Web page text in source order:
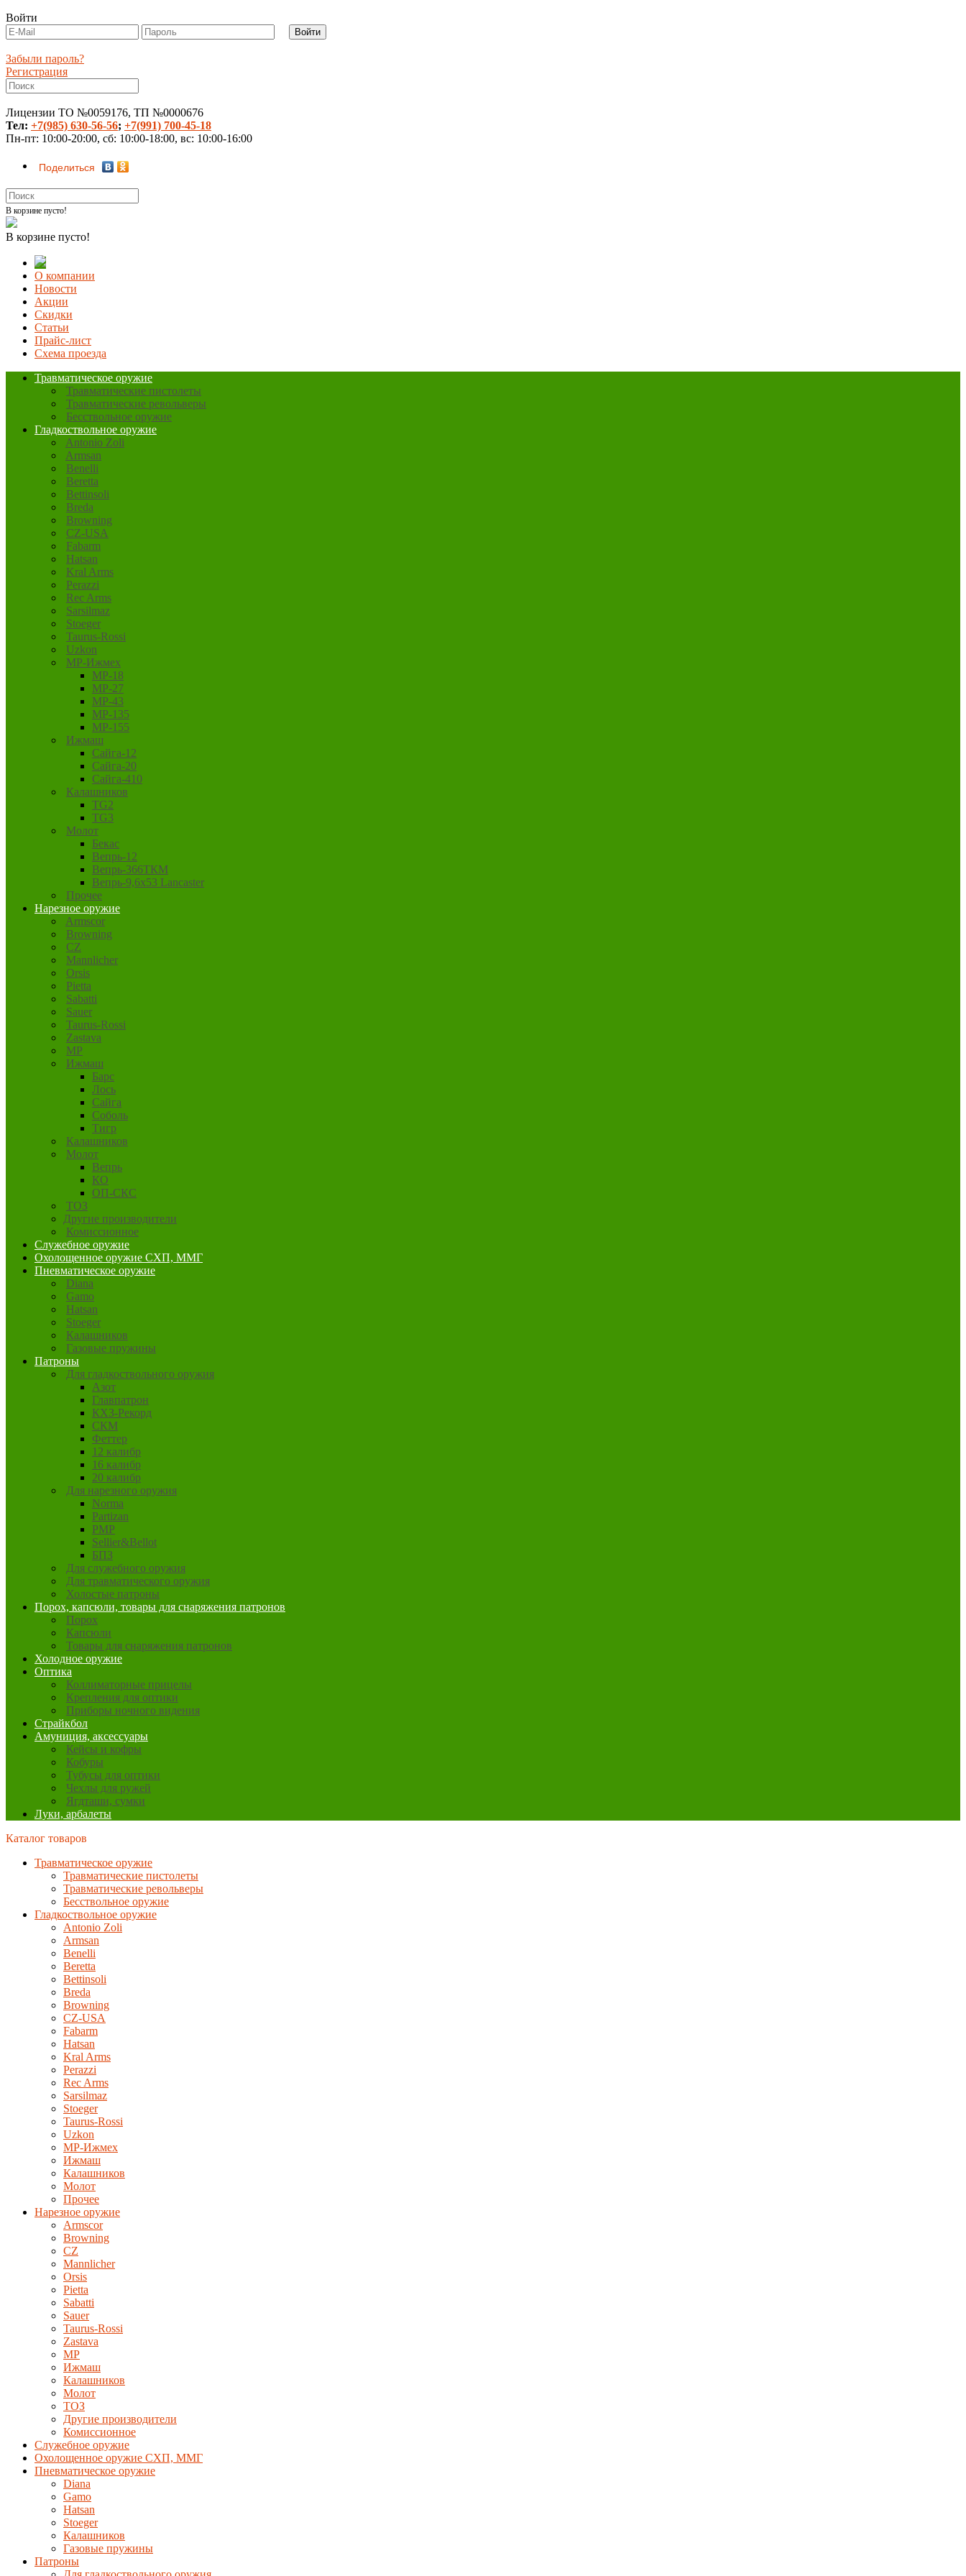
Войти
Забыли пароль?
Регистрация
Лицензии ТО №0059176, ТП №0000676
Тел: +7(985) 630-56-56; +7(991) 700-45-18
Пн-пт: 10:00-20:00, сб: 10:00-18:00, вс: 10:00-16:00
Поделиться
В корзине пусто!
В корзине пусто!
О компании
Новости
Акции
Скидки
Статьи
Прайс-лист
Схема проезда
Травматическое оружие
Травматические пистолеты
Травматические револьверы
Бесствольное оружие
Гладкоствольное оружие
Antonio Zoli
Armsan
Benelli
Beretta
Bettinsoli
Breda
Browning
CZ-USA
Fabarm
Hatsan
Kral Arms
Perazzi
Rec Arms
Sarsilmaz
Stoeger
Taurus-Rossi
Uzkon
MP-Ижмех
MP-18
MP-27
MP-43
MP-135
MP-155
Ижмаш
Сайга-12
Сайга-20
Сайга-410
Калашников
TG2
TG3
Молот
Бекас
Вепрь-12
Вепрь-366ТКМ
Вепрь-9,6х53 Lancaster
Прочее
Нарезное оружие
Armscor
Browning
CZ
Mannlicher
Orsis
Pietta
Sabatti
Sauer
Taurus-Rossi
Zastava
MP
Ижмаш
Барс
Лось
Сайга
Соболь
Тигр
Калашников
Молот
Вепрь
КО
ОП-СКС
ТОЗ
Другие производители
Комиссионное
Служебное оружие
Охолощенное оружие СХП, ММГ
Пневматическое оружие
Diana
Gamo
Hatsan
Stoeger
Калашников
Газовые пружины
Патроны
Для гладкоствольного оружия
Азот
Главпатрон
КХЗ-Рекорд
СКМ
Феттер
12 калибр
16 калибр
20 калибр
Для нарезного оружия
Norma
Partizan
PMP
Sellier&Bellot
БПЗ
Для служебного оружия
Для травматического оружия
Холостые патроны
Порох, капсюли, товары для снаряжения патронов
Порох
Капсюли
Товары для снаряжения патронов
Холодное оружие
Оптика
Коллиматорные прицелы
Крепления для оптики
Приборы ночного видения
Страйкбол
Амуниция, аксессуары
Кейсы и кофры
Кобуры
Тубусы для оптики
Чехлы для ружей
Ягдташи, сумки
Луки, арбалеты
Каталог товаров
Травматическое оружие
Травматические пистолеты
Травматические револьверы
Бесствольное оружие
Гладкоствольное оружие
Antonio Zoli
Armsan
Benelli
Beretta
Bettinsoli
Breda
Browning
CZ-USA
Fabarm
Hatsan
Kral Arms
Perazzi
Rec Arms
Sarsilmaz
Stoeger
Taurus-Rossi
Uzkon
MP-Ижмех
Ижмаш
Калашников
Молот
Прочее
Нарезное оружие
Armscor
Browning
CZ
Mannlicher
Orsis
Pietta
Sabatti
Sauer
Taurus-Rossi
Zastava
MP
Ижмаш
Калашников
Молот
ТОЗ
Другие производители
Комиссионное
Служебное оружие
Охолощенное оружие СХП, ММГ
Пневматическое оружие
Diana
Gamo
Hatsan
Stoeger
Калашников
Газовые пружины
Патроны